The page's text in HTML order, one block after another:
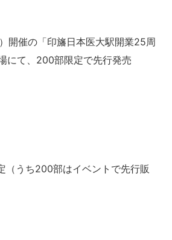
開催の「印旛日本医大駅開業25周
にて、200部限定で先行発売
（うち200部はイベントで先行販